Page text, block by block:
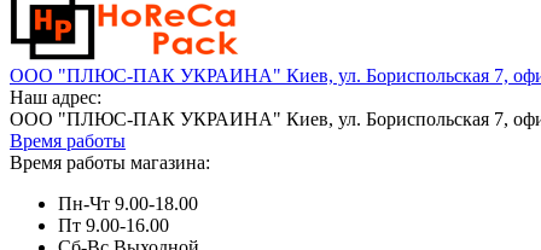
ООО "ПЛЮС-ПАК УКРАИНА" Киев, ул. Бориспольская 7,
Наш адрес:
ООО "ПЛЮС-ПАК УКРАИНА" Киев, ул. Бориспольская 7,
Время работы
Время работы магазина:
Пн-Чт 9.00-18.00
Пт 9.00-16.00